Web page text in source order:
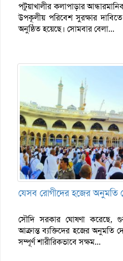
পটুয়াখালীর কলাপাড়ার
উপকূলীয় পরিবেশ সুরক্ষার
অনুষ্ঠিত হয়েছে। সোমবার বেলা...
যেসব রোগীদের হজের অনুমতি
সৌদি সরকার ঘোষণা করেছে,
আক্রান্ত ব্যক্তিদের হজের অনুমতি
সম্পূর্ণ শারীরিকভাবে সক্ষম...